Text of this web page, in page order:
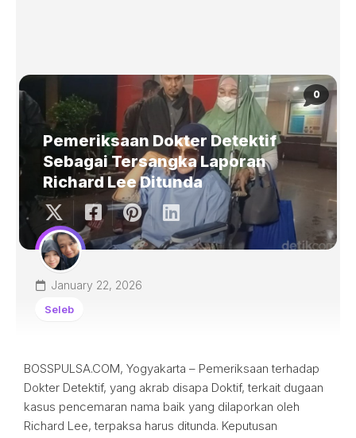
0
Pemeriksaan Dokter Detektif
Sebagai Tersangka Laporan
Richard Lee Ditunda
January 22, 2026
Seleb
BOSSPULSA.COM, Yogyakarta – Pemeriksaan terhadap
Dokter Detektif, yang akrab disapa Doktif, terkait dugaan
kasus pencemaran nama baik yang dilaporkan oleh
Richard Lee, terpaksa harus ditunda. Keputusan